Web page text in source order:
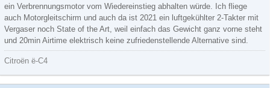
ein Verbrennungsmotor vom Wiedereinstieg abhalten würde. Ich fliege
auch Motorgleitschirm und auch da ist 2021 ein luftgekühlter 2-Takter mit
Vergaser noch State of the Art, weil einfach das Gewicht ganz vorne steht
und 20min Airtime elektrisch keine zufriedenstellende Alternative sind.
Citroën ë-C4